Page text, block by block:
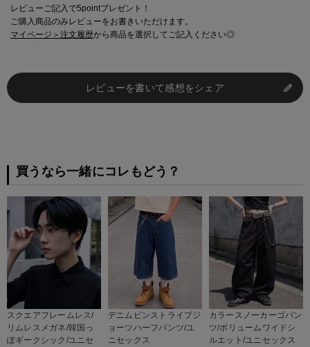
総柄の商品は使用している生地の部分によって 写真と異なる場合がございま
す。 ご注文が殺到した場合ズレが生じ 欠品となる場合があります。
ご迷惑をお掛け致しますが 何卒ご了承下さいますようお願い致します。
レビューご記入で5pointプレゼント！
ご購入商品のみレビューをお書きいただけます。
マイページ＞注文履歴から商品を選択してご記入ください◎
レビューを書いて感想をシェア
買うなら一緒にコレもどう？
スクエアフレームレス/
リムレスメガネ/韓国っ
ぽギークシック/ユニセ
デニムピンストライプジ
ョーツハーフパンツ/ユ
ニセックス
カラースノーカーゴパン
ツ/ボリュームワイドシ
ルエット/ユニセックス